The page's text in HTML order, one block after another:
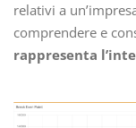
relativi a
comprendere e
rappresenta